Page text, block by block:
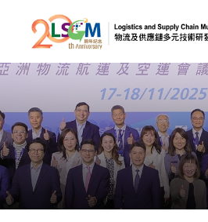
跳到內容（按回車
A A